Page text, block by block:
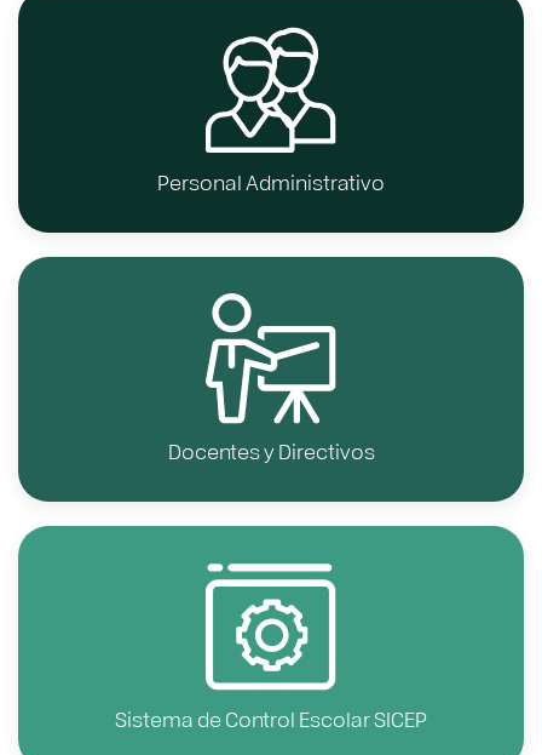
Personal Administrativo
Docentes y Directivos
Sistema de Control Escolar SICEP